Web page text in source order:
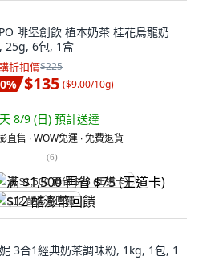
啡堡創飲 植本奶茶 桂花烏龍奶
25g, 6包, 1盒
折扣價$225
% $135 ($9.00/10g)
8/9 (日) 預計送達
直售 ∙ WOW免運 ∙ 免費退貨
(6)
满 $1,500 再省 $75 (王道卡)
$12 酷澎幣回饋
3合1經典奶茶調味粉, 1kg, 1包, 1